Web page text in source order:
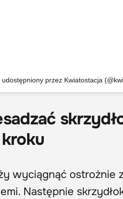
udostępniony przez Kwiatostacja
wyciągnąć ostrożnie
Następnie